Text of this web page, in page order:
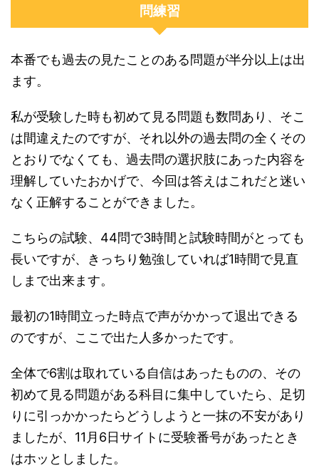
問練習
本番でも過去の見たことのある問題が半分以上は出
ます。
私が受験した時も初めて見る問題も数問あり、そこ
は間違えたのですが、それ以外の過去問の全くその
とおりでなくても、過去問の選択肢にあった内容を
理解していたおかげで、今回は答えはこれだと迷い
なく正解することができました。
こちらの試験、44問で3時間と試験時間がとっても
長いですが、きっちり勉強していれば1時間で見直
しまで出来ます。
最初の1時間立った時点で声がかかって退出できる
のですが、ここで出た人多かったです。
全体で6割は取れている自信はあったものの、その
初めて見る問題がある科目に集中していたら、足切
りに引っかかったらどうしようと一抹の不安があり
ましたが、11月6日サイトに受験番号があったとき
はホッとしました。